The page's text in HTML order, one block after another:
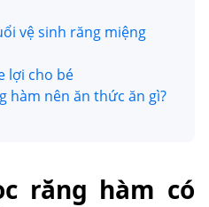
vệ sinh răng miệng
lợi cho bé
hàm nên ăn thức ăn gì?
răng hàm có